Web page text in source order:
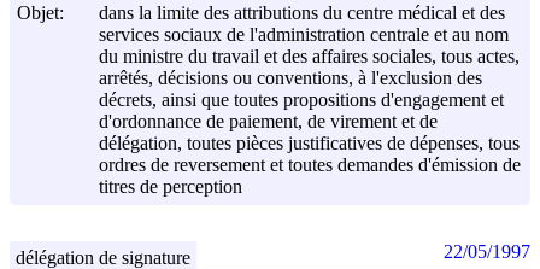
Objet:
dans la limite des attributions du centre médical et des
services sociaux de l'administration centrale et au nom
du ministre du travail et des affaires sociales, tous actes,
arrêtés, décisions ou conventions, à l'exclusion des
décrets, ainsi que toutes propositions d'engagement et
d'ordonnance de paiement, de virement et de
délégation, toutes pièces justificatives de dépenses, tous
ordres de reversement et toutes demandes d'émission de
titres de perception
délégation de signature 22/05/1997